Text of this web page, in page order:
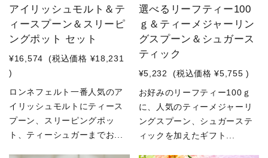
アイリッシュモルト＆テ
ィースプーン＆スリーピ
ングポット セット
¥16,574 (税込価格 ¥18,231
)
ロンネフェルト一番人気のア
イリッシュモルトにティース
プーン、スリーピングポッ
ト、ティーシュガーまでお...
選べるリーフティー100
ｇ＆ティーメジャーリン
グスプーン＆シュガース
ティック
¥5,232 (税込価格 ¥5,755 )
お好みのリーフティー100ｇ
に、人気のティーメジャーリ
ングスプーン、シュガーステ
ィックを加えたギフト...